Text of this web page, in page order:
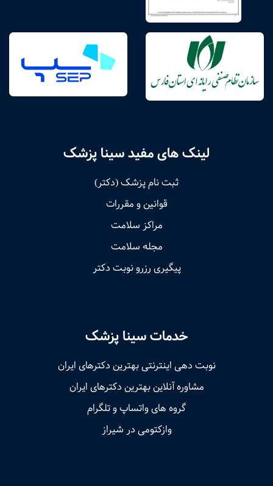
لینک های مفید سینا پزشک
ثبت نام پزشک (دکتر)
قوانین و مقررات
مراکز سلامت
مجله سلامت
پیگیری رزرو نوبت دکتر
خدمات سینا پزشک
نوبت‌ دهی اینترنتی بهترین دکترهای ایران
مشاوره آنلاین بهترین دکترهای ایران
گروه های واتساپ و تلگرام
وازکتومی در شیراز